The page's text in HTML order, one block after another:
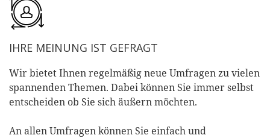
IHRE MEINUNG IST GEFRAGT
Wir bietet Ihnen regelmäßig neue Umfragen zu vielen
spannenden Themen. Dabei können Sie immer selbst
entscheiden ob Sie sich äußern möchten.
An allen Umfragen können Sie einfach und